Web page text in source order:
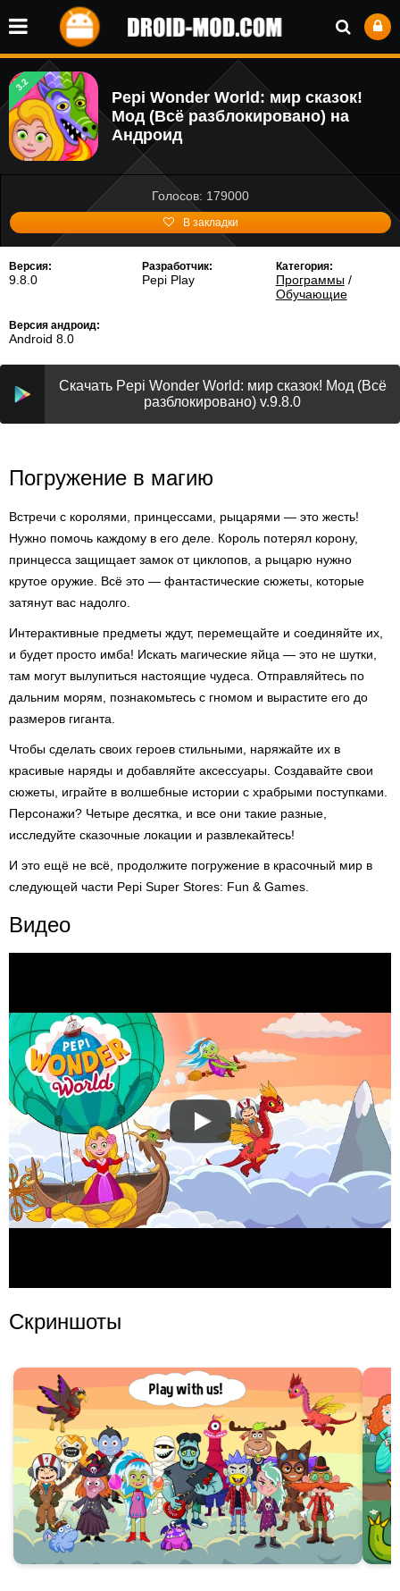
3.2
Pepi Wonder World: мир сказок!
Мод (Всё разблокировано) на
Андроид
Голосов: 179000
В закладки
Версия:
9.8.0
Разработчик:
Pepi Play
Категория:
Программы/
Обучающие
Версия андроид:
Android 8.0
Скачать Pepi Wonder World: мир сказок! Мод (Всё
разблокировано) v.9.8.0
Погружение в магию
Встречи с королями, принцессами, рыцарями — это жесть!
Нужно помочь каждому в его деле. Король потерял корону,
принцесса защищает замок от циклопов, а рыцарю нужно
крутое оружие. Всё это — фантастические сюжеты, которые
затянут вас надолго.
Интерактивные предметы ждут, перемещайте и соединяйте их,
и будет просто имба! Искать магические яйца — это не шутки,
там могут вылупиться настоящие чудеса. Отправляйтесь по
дальним морям, познакомьтесь с гномом и вырастите его до
размеров гиганта.
Чтобы сделать своих героев стильными, наряжайте их в
красивые наряды и добавляйте аксессуары. Создавайте свои
сюжеты, играйте в волшебные истории с храбрыми поступками.
Персонажи? Четыре десятка, и все они такие разные,
исследуйте сказочные локации и развлекайтесь!
И это ещё не всё, продолжите погружение в красочный мир в
следующей части Pepi Super Stores: Fun & Games.
Видео
Скриншоты